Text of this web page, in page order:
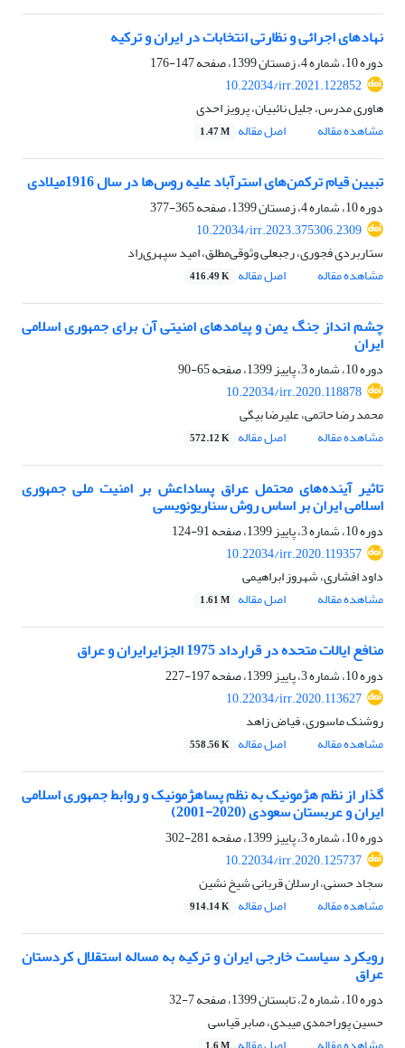
نهادهای اجرائی و نظارتی انتخابات در ایران و ترکیه
دوره 10، شماره 4، زمستان 1399، صفحه
147-176
10.22034/irr.2021.122852
هاوری مدرس، جلیل نائبیان، پرویز احدی
مشاهده مقاله
اصل مقاله 1.47 M
تبیین قیام ترکمن‌های استرآباد علیه روس‌ها در سال 1916میلادی
دوره 10، شماره 4، زمستان 1399، صفحه
365-377
10.22034/irr.2023.375306.2309
ستاربردی فجوری، رجبعلی وثوقی‌مطلق، ‌امید‌ سپهری‌راد
مشاهده مقاله
اصل مقاله 416.49 K
چشم انداز جنگ یمن و پیامدهای امنیتی آن برای جمهوری اسلامی
ایران
دوره 10، شماره 3، پاییز 1399، صفحه
65-90
10.22034/irr.2020.118878
محمد رضا حاتمی، علیرضا بیگی
مشاهده مقاله
اصل مقاله 572.12 K
تاثیر آینده‌های محتمل عراق پساداعش بر امنیت ملی جمهوری
اسلامی ایران بر اساس روش سناریو‌نویسی
دوره 10، شماره 3، پاییز 1399، صفحه
91-124
10.22034/irr.2020.119357
داود افشاری، شهروز ابراهیمی
مشاهده مقاله
اصل مقاله 1.61 M
منافع ایالات متحده در قرارداد 1975 الجزایرایران و عراق
دوره 10، شماره 3، پاییز 1399، صفحه
197-227
10.22034/irr.2020.113627
روشنک ماسوری، فیاض زاهد
مشاهده مقاله
اصل مقاله 558.56 K
گذار از نظم هژمونیک به نظم پساهژمونیک و روابط جمهوری اسلامی
ایران و عربستان سعودی (2020-2001)
دوره 10، شماره 3، پاییز 1399، صفحه
281-302
10.22034/irr.2020.125737
سجاد حسنی، ارسلان قربانی شیخ نشین
مشاهده مقاله
اصل مقاله 914.14 K
رویکرد سیاست خارجی ایران و ترکیه به مساله استقلال کردستان
عراق
دوره 10، شماره 2، تابستان 1399، صفحه
7-32
حسین پوراحمدی میبدی، صابر قیاسی